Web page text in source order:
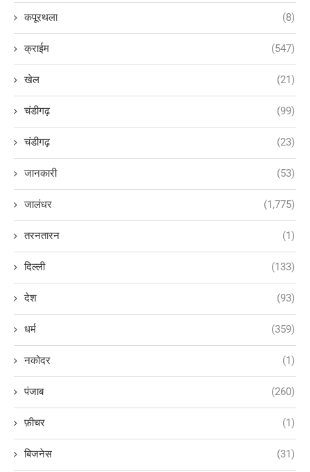
कपूरथला (8)
क्राईम (547)
खेल (21)
चंडीगढ़ (99)
चंडीगढ़ (23)
जानकारी (53)
जालंधर (1,775)
तरनतारन (1)
दिल्ली (133)
देश (93)
धर्म (359)
नकोदर (1)
पंजाब (260)
फ़ीचर (1)
बिजनेस (31)